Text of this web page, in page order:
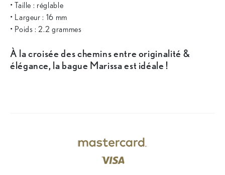
• Taille : réglable
• Largeur : 16 mm
• Poids : 2.2 grammes
À la croisée des chemins entre originalité &
élégance, la bague Marissa est idéale !